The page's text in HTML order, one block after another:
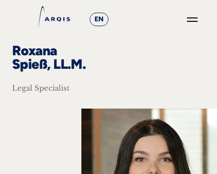
EN
Fokusgruppen
Roxana
Spieß, LL.M.
Legal Specialist